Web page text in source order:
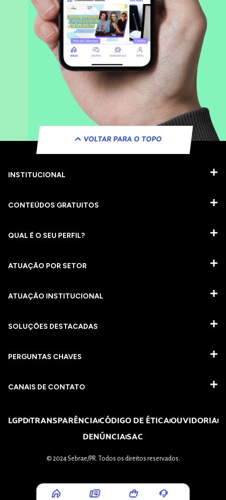
VOLTAR PARA O TOPO
INSTITUCIONAL
CONTEÚDOS GRATUITOS
QUAL É O SEU PERFIL?
ATUAÇÃO POR SETOR
ATUAÇÃO INSTITUCIONAL
SOLUÇÕES DESTACADAS
PERGUNTAS CHAVES​
CANAIS DE CONTATO
LGPDTRANSPARÊNCIACÓDIGO DE ÉTICAOUVIDORIA
DENÚNCIASAC
© 2024 Sebrae/PR. Todos os direitos reservados.